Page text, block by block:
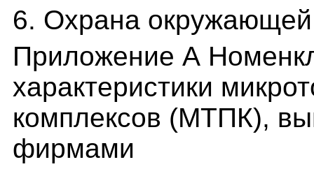
6. Охрана
Приложение А
характеристики
комплексов (МТПК),
фирмами